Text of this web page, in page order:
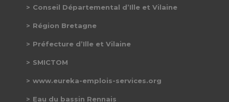
Conseil Départemental d’Ille et Vilaine
Région Bretagne
Préfecture d’Ille et Vilaine
SMICTOM
www.eureka-emplois-services.org
Eau du bassin Rennais